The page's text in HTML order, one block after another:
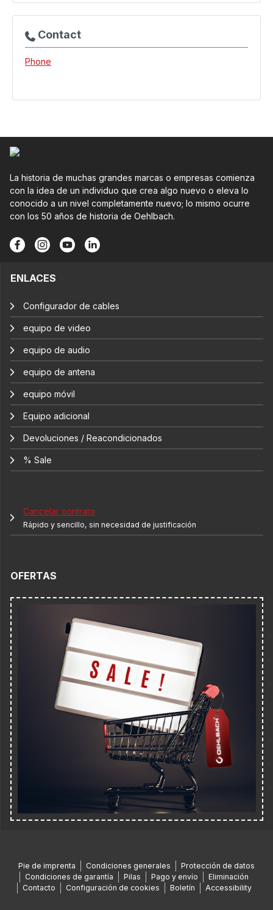
Contact
Phone
La historia de muchas grandes marcas o empresas comienza
con la idea de un individuo que crea algo nuevo o eleva lo
conocido a un nivel completamente nuevo; lo mismo ocurre
con los 50 años de historia de Oehlbach.
ENLACES
Configurador de cables
equipo de video
equipo de audio
equipo de antena
equipo móvil
Equipo adicional
Devoluciones / Reacondicionados
% Sale
Cancelar contrato
Rápido y sencillo, sin necesidad de justificación
OFERTAS
Pie de imprenta Condiciones generales
Protección de datos
Condiciones de garantía
Pilas Pago y envío
Eliminación
Contacto
Configuración de cookies Boletín Accessibility